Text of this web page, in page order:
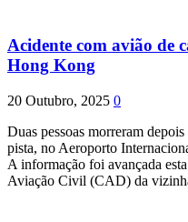
Acidente com avião de
Hong Kong
20 Outubro, 2025 0
Duas pessoas morreram
pista, no Aeroporto
A informação foi avançada
Aviação Civil (CAD) da